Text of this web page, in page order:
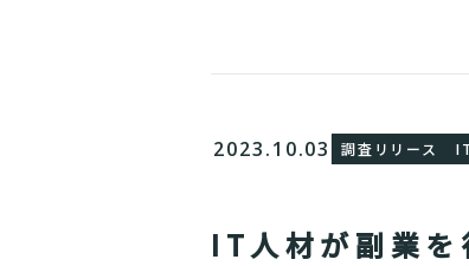
2023.10.03 調査リリース
IT人材が副業